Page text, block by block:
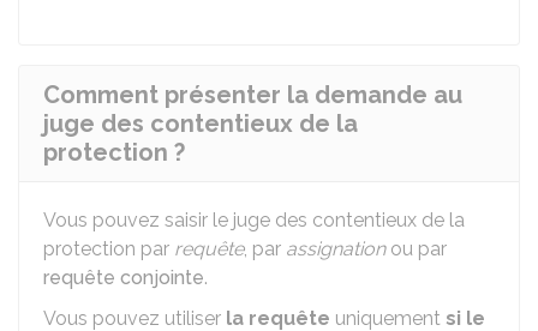
Comment présenter la demande au
juge des contentieux de la
protection ?
Vous pouvez saisir le juge des contentieux de la
protection par requête, par assignationou par
requête conjointe.
Vous pouvez utiliser la requête uniquement si le